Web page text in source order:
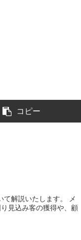
コピー
て解説いたします。 メ
見込み客の獲得や、顧